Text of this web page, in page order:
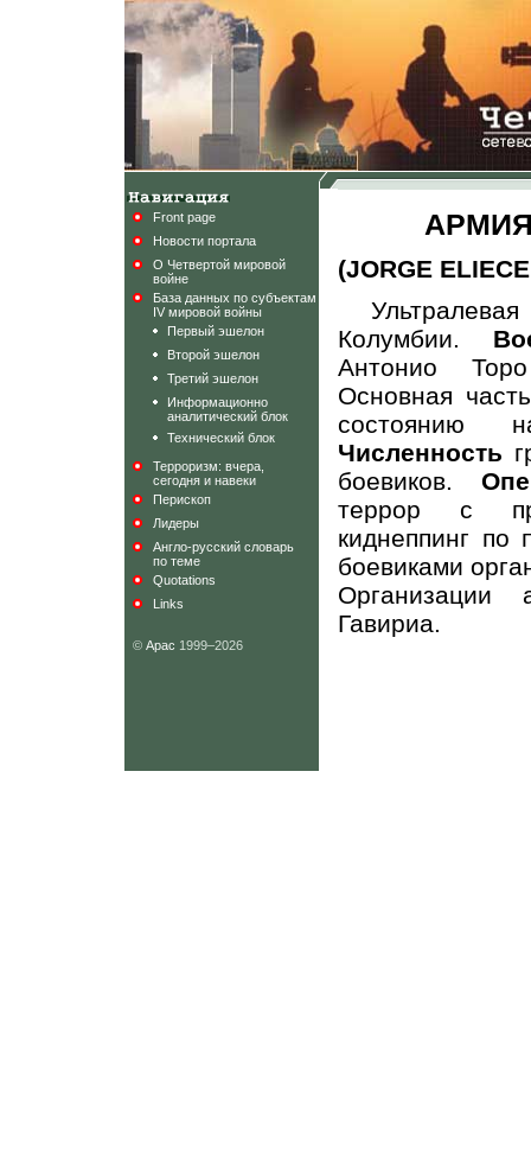
Front page
Новости портала
О Четвертой мировой
войне
База данных по субъектам
IV мировой войны
Первый эшелон
Второй эшелон
Третий эшелон
Информационно
аналитический блок
Технический блок
Терроризм: вчера,
сегодня и навеки
Перископ
Лидеры
Англо-русский словарь
по теме
Quotations
Links
© Арас 1999–2026
(JORGE
Колумбии.
Антонио
Основная
состоянию
Численность
боевиков.
террор с
киднеппинг по
боевиками
Организации
Гавириа.